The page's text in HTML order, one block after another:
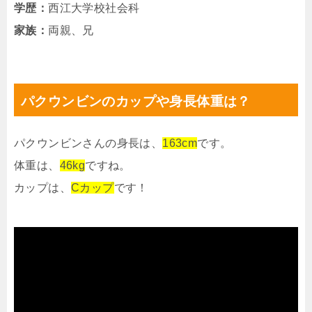
学歴：西江大学校社会科
家族： 両親、兄
パクウンビンのカップや身長体重は？
パクウンビンさんの身長は、 163cmです。
体重は、 46kgですね。
カップは、 Cカップです！